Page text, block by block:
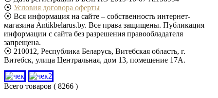
⦿ Условия договора оферты
⦿ Вся информация на сайте – собственность интернет-
магазина Antikbelarus.by. Все права защищены. Публикация
информации с сайта без разрешения правообладателя
запрещена.
⦿ 210012, Республика Беларусь, Витебская область, г.
Витебск, улица Центральная, дом 13, помещение 17А.
Всего товаров ( 8266 )